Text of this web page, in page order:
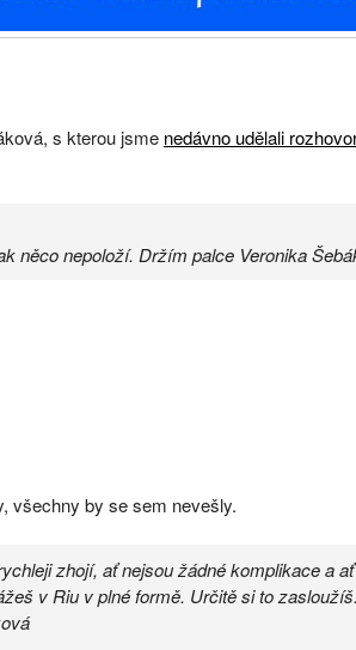
s kterou jsme nedávno udělali
něco nepoloží. Držím palce Veronika
všechny by se sem nevešly.
zhojí, ať nejsou žádné komplikace a
v Riu v plné formě. Určitě si to